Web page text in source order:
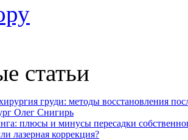
статьи
груди: методы восстановления
Олег Снигирь
плюсы и минусы пересадки
лазерная коррекция?